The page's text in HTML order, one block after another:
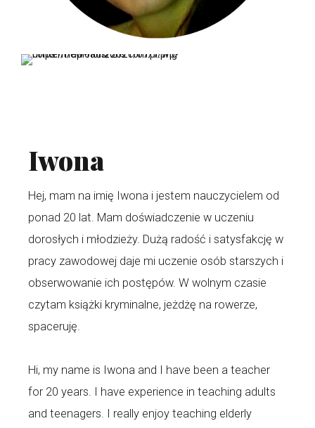
Iwona
Hej, mam na imię Iwona i jestem nauczycielem od
ponad 20 lat. Mam doświadczenie w uczeniu
dorosłych i młodzieży. Dużą radość i satysfakcję w
pracy zawodowej daje mi uczenie osób starszych i
obserwowanie ich postępów. W wolnym czasie
czytam książki kryminalne, jeżdżę na rowerze,
spaceruję.
Hi, my name is Iwona and I have been a teacher
for 20 years. I have experience in teaching adults
and teenagers. I really enjoy teaching elderly